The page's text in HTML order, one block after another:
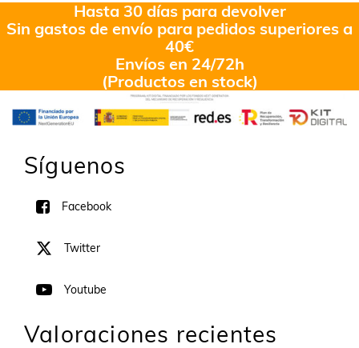
Hasta 30 días para devolver
Sin gastos de envío para pedidos superiores a
40€
Envíos en 24/72h
(Productos en stock)
Síguenos
Facebook
Twitter
Youtube
Valoraciones recientes